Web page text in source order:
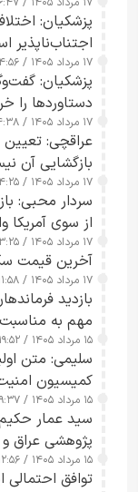
آبراه را آزاد کند
پزشکیان:
اجتناب‌ناپذیر
۱۷ مرداد ۱۴۰۵ / ۱۴:۵۶
پزشکیان:
دستاوردها را
۱۷ مرداد ۱۴۰۵ / ۱۴:۳۸
عراقچی: تعیین
بازگشایی آن
۱۷ مرداد ۱۴۰۵ / ۱۴:۲۵
سردار محبی:
از سوی آمریکا
۱۷ مرداد ۱۴۰۵ / ۱۳:۲۵
آخرین قیمت سکه، طلا
۱۷ مرداد ۱۴۰۵ / ۱۱:۵۸
بازدید
مهم به مناسبت
تقویت امنیت و
۱۵ مرداد ۱۴۰۵ / ۱۹:۵۲
سلیمی: متن
کمیسیون
۱۵ مرداد ۱۴۰۵ / ۱۹:۳۷
سید عمار
پژوهشی عراق
۱۵ مرداد ۱۴۰۵ / ۱۲:۵۶
توافق احتمالی